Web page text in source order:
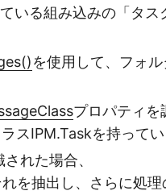
いる組み込みの「タス
を使用して、フォ
プロパティ
スIPM.Taskを持ってい
れた場合、
を抽出し、さらに処理